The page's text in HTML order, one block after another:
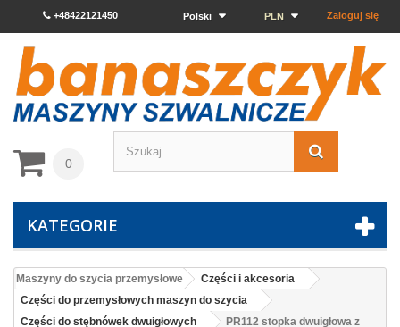
Zaloguj się
PLN
Polski
+48422121450
0
KATEGORIE
Maszyny do szycia przemysłowe
Części i akcesoria
Części do przemysłowych maszyn do szycia
Części do stębnówek dwuigłowych
PR112 stopka dwuigłowa z